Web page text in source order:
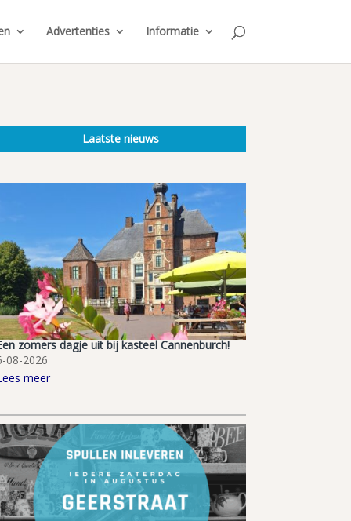
Advertenties Informatie
Laatste nieuws
zomers dagje uit bij kasteel Cannenburch!
08-2026
meer